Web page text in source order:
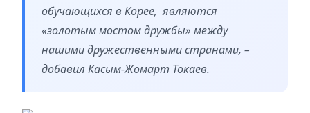
обучающихся в Корее, являются
«золотым мостом дружбы» между
нашими дружественными странами, –
добавил Касым-Жомарт Токаев.